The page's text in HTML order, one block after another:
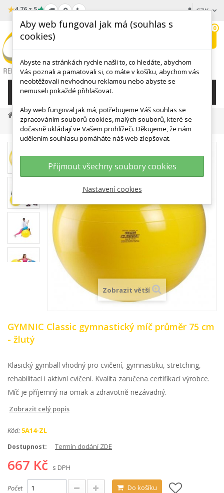
★4.76 z 5 CZK
wishlist
0
KATEGORIE
MÍČE, BALÓNY
Velké Cvičební Míče
GYMNIC Classic Gymnastický Míč Průměr 75 Cm - Žlutý
Zobrazit větší
GYMNIC Classic gymnastický míč průměr 75 cm
- žlutý
Klasický gymball vhodný pro cvičení, gymnastiku, stretching,
rehabilitaci i aktivní cvičení. Kvalita zaručena certifikací výrobce.
Míč je příjemný na omak a zdravotně nezávadný.
Zobrazit celý popis
Kód: 5A14-ZL
Dostupnost: Termín dodání ZDE
667 Kč s DPH
Počet Do košíku
Aby web fungoval jak má (souhlas s
cookies)
Abyste na stránkách rychle našli to, co hledáte, abychom
Vás poznali a pamatovali si, co máte v košíku, abychom vás
neobtěžovali nevhodnou reklamou nebo abyste se
nemuseli pokaždé přihlašovat.
Aby web fungoval jak má, potřebujeme Váš souhlas se
zpracováním souborů cookies, malých souborů, které se
dočasně ukládají ve Vašem prohlížeči. Děkujeme, že nám
udělením souhlasu pomáháte náš web zlepšovat.
Přijmout všechny soubory cookies
Nastavení cookies